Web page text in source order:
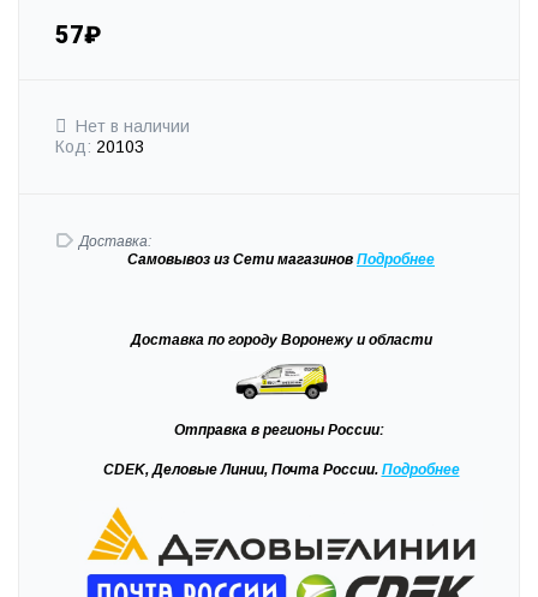
57₽
Нет в наличии
Код: 20103
Доставка:
Самовывоз из Сети магазинов Подробнее
Доставка по городу Воронежу и области
Отправка в регионы России:
CDEK, Деловые Линии, Почта России. Подробнее